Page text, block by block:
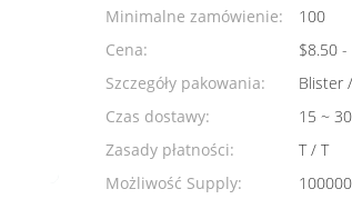
Minimalne zamówienie:
100
Cena:
$8.50
Szczegóły pakowania:
Blister
Czas dostawy:
15 ~
Zasady płatności:
T / T
Możliwość Supply: